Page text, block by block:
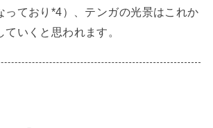
っており*4）、テンガの光景はこれか
いくと思われます。